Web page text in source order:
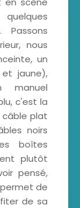
Passons
nous
un
et jaune),
c'est la
câble plat
noirs
boîtes
plutôt
pensé,
de
de sa